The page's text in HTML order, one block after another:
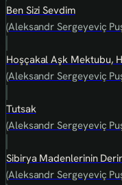
Ben Sizi Sevdim
(Aleksandr Sergeyeviç
Hoşçakal Aşk Mektubu,
(Aleksandr Sergeyeviç
Tutsak
(Aleksandr Sergeyeviç
Sibirya Madenlerinin
(Aleksandr Sergeyeviç